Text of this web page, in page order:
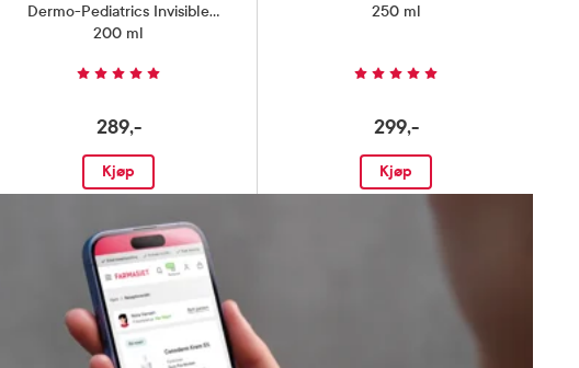
Dermo-Pediatrics Invisible
Spray SPF50+
200 ml
289,-
Kjøp
250 ml
299,-
Kjøp